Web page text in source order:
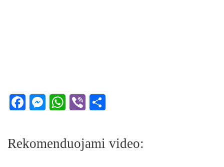
Facebook
Messenger
WhatsApp
Viber
Rekomenduojami video: